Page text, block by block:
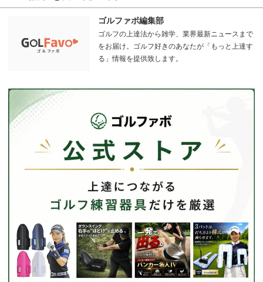
ゴルファボ編集部
ゴルフの上達法から雑学、業界最新ニュースまで
をお届け。ゴルフ好きのあなたが「もっと上達す
る」情報を提供致します。